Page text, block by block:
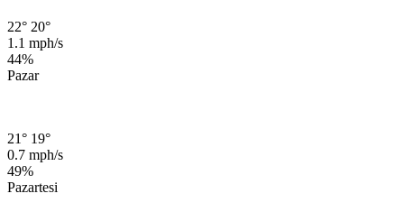
22° 20°
1.1 mph/s
44%
Pazar
21° 19°
0.7 mph/s
49%
Pazartesi